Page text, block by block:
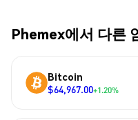
Phemex에서 다른
Bitcoin
$64,967.00+1.20%